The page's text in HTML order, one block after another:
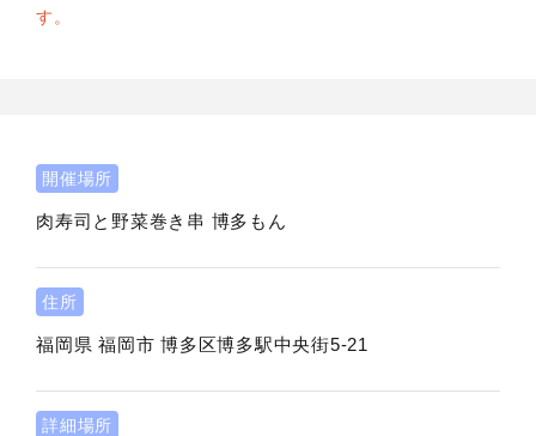
す。
開催場所
肉寿司と野菜巻き串 博多もん
住所
福岡県 福岡市 博多区博多駅中央街5-21
詳細場所